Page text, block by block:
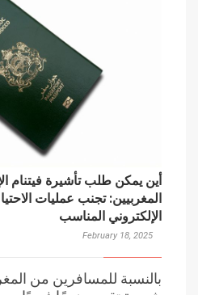
أين يمكن طلب تأشيرة فيتنام
المغربيين: تجنب عمليات
الإلكتروني المناسب
February 18, 2025
بالنسبة للمسافرين من